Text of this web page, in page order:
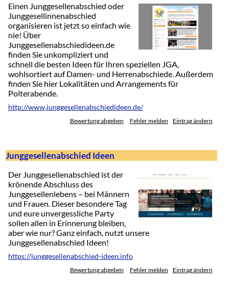
Einen Junggesellenabschied oder
Junggesellinnenabschied
organisieren ist jetzt so einfach wie
nie! Über
Junggesellenabschiedideen.de
finden Sie unkompliziert und
schnell die besten Ideen für Ihren speziellen JGA,
wohlsortiert auf Damen- und Herrenabschiede. Außerdem
finden Sie hier Lokalitäten und Arrangements für
Polterabende.
http://www.junggesellenabschiedideen.de/
Bewertung abgeben Fehler melden Eintrag ändern
Junggesellenabschied Ideen
Der Junggesellenabschied ist der
krönende Abschluss des
Junggesellenlebens – bei Männern
und Frauen. Dieser besondere Tag
und eure unvergessliche Party
sollen allen in Erinnerung bleiben,
aber wie nur? Ganz einfach, nutzt unsere
Junggesellenabschied Ideen!
https://junggesellenabschied-ideen.info
Bewertung abgeben Fehler melden Eintrag ändern